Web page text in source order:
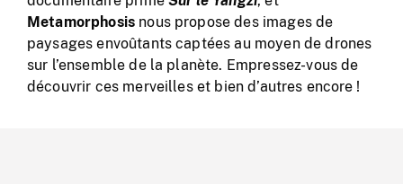
Metamorphosis nous propose des images de
paysages envoûtants captées au moyen de drones
sur l’ensemble de la planète. Empressez-vous de
découvrir ces merveilles et bien d’autres encore !